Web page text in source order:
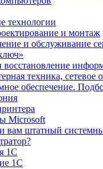
технологии
и монтаж
и обслуживание
восстановление
техника, сетевое
обеспечение.
Microsoft
вам штатный
1С
1С